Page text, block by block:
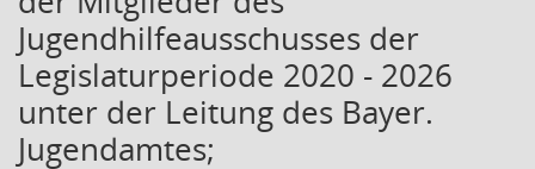
Jugendhilfeausschusses der
Legislaturperiode 2020 - 2026
unter der Leitung des Bayer.
Jugendamtes;